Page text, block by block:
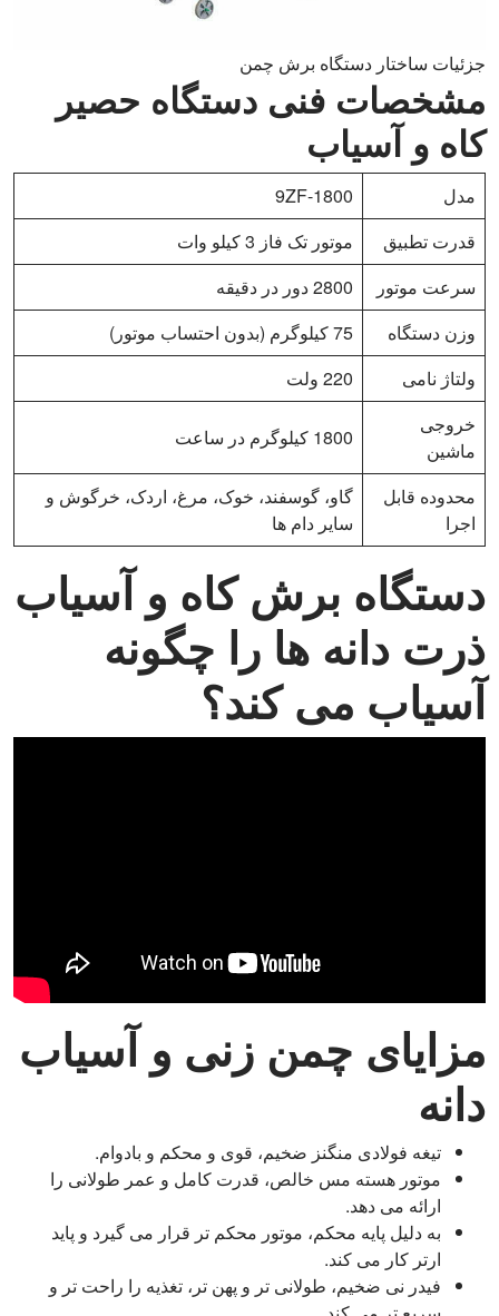
جزئیات ساختار دستگاه برش چمن
مشخصات فنی دستگاه حصیر
کاه و آسیاب
مدل
9ZF-1800
قدرت تطبیق
موتور تک فاز 3 کیلو وات
سرعت موتور
2800 دور در دقیقه
وزن دستگاه
75 کیلوگرم (بدون احتساب موتور)
ولتاژ نامی
220 ولت
خروجی
ماشین
1800 کیلوگرم در ساعت
محدوده قابل
اجرا
گاو، گوسفند، خوک، مرغ، اردک، خرگوش و
سایر دام ها
دستگاه برش کاه و آسیاب
ذرت دانه ها را چگونه
آسیاب می کند؟
مزایای چمن زنی و آسیاب
دانه
تیغه فولادی منگنز ضخیم، قوی و محکم و بادوام.
موتور هسته مس خالص، قدرت کامل و عمر طولانی را
ارائه می دهد.
به دلیل پایه محکم، موتور محکم تر قرار می گیرد و پاید
ارتر کار می کند.
فیدر نی ضخیم، طولانی تر و پهن تر، تغذیه را راحت تر و